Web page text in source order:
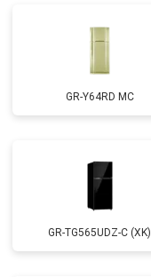
GR-Y64RD MC
GR-TG565UDZ-C (XK)